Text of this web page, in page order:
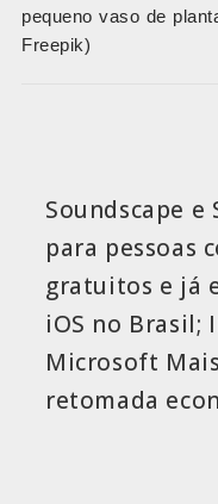
pequeno vaso de
Freepik)
Soundscape e
para pessoas
gratuitos e já
iOS no Brasil;
Microsoft
retomada